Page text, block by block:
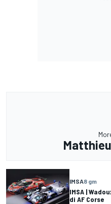
IMSA8 gm
IMSA |
di AF Corse